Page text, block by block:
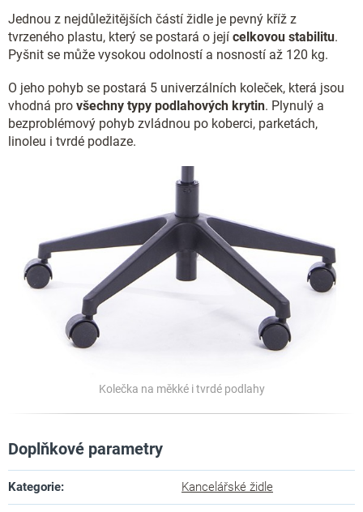
Jednou z nejdůležitějších částí židle je pevný kříž z
tvrzeného plastu, který se postará o její celkovou stabilitu.
Pyšnit se může vysokou odolností a nosností až 120 kg.
O jeho pohyb se postará 5 univerzálních koleček, která jsou
vhodná pro všechny typy podlahových krytin. Plynulý a
bezproblémový pohyb zvládnou po koberci, parketách,
linoleu i tvrdé podlaze.
Kolečka na měkké i tvrdé podlahy
Doplňkové parametry
Kategorie: Kancelářské židle